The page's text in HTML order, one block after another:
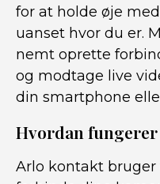
for at holde øje
uanset hvor du er.
nemt oprette
og modtage live
din smartphone
Hvordan
Arlo kontakt